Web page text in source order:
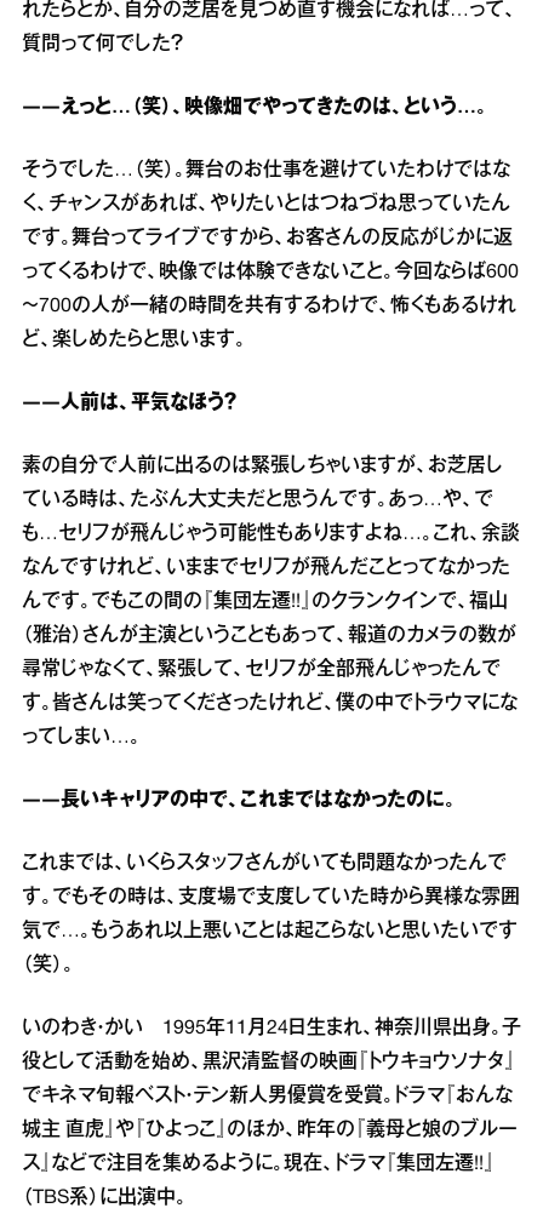
れたらとか、自分の芝居を見つめ直す機会になれば…って、
質問って何でした？
――えっと…（笑）、映像畑でやってきたのは、という…。
そうでした…（笑）。舞台のお仕事を避けていたわけではな
く、チャンスがあれば、やりたいとはつねづね思っていたん
です。舞台ってライブですから、お客さんの反応がじかに返
ってくるわけで、映像では体験できないこと。今回ならば600
～700の人が一緒の時間を共有するわけで、怖くもあるけれ
ど、楽しめたらと思います。
――人前は、平気なほう？
素の自分で人前に出るのは緊張しちゃいますが、お芝居し
ている時は、たぶん大丈夫だと思うんです。あっ…や、で
も…セリフが飛んじゃう可能性もありますよね…。これ、余談
なんですけれど、いままでセリフが飛んだことってなかった
んです。でもこの間の『集団左遷!!』のクランクインで、福山
（雅治）さんが主演ということもあって、報道のカメラの数が
尋常じゃなくて、緊張して、セリフが全部飛んじゃったんで
す。皆さんは笑ってくださったけれど、僕の中でトラウマにな
ってしまい…。
――長いキャリアの中で、これまではなかったのに。
これまでは、いくらスタッフさんがいても問題なかったんで
す。でもその時は、支度場で支度していた時から異様な雰囲
気で…。もうあれ以上悪いことは起こらないと思いたいです
（笑）。
いのわき・かい 1995年11月24日生まれ、神奈川県出身。子
役として活動を始め、黒沢清監督の映画『トウキョウソナタ』
でキネマ旬報ベスト・テン新人男優賞を受賞。ドラマ『おんな
城主 直虎』や『ひよっこ』のほか、昨年の『義母と娘のブルー
ス』などで注目を集めるように。現在、ドラマ『集団左遷!!』
（TBS系）に出演中。